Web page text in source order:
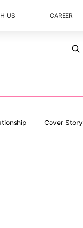
US CAREER
Cover Story